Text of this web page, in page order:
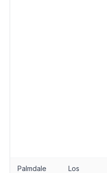
Palmdale
Los